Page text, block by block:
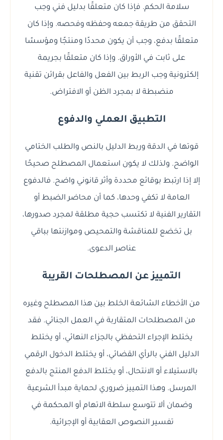
سلامة الحكم. فإذا كان متعلقًا بدليل فني وجب
التحقق من طريقة جمعه وحفظه وفحصه. وإذا كان
متعلقًا بدفع، وجب أن يكون محددًا ومنتجًا ومؤسسًا
على ثابت في الأوراق. وإذا كان متعلقًا بجريمة
إلكترونية وجب الربط بين الفعل والفاعل بقرائن تقنية
منضبطة لا بمجرد الظن أو الافتراض.
التطبيق العملي والدفوع
قوتها في الدقة وربط الدليل بالنص والطلب الختامي
الواضح. ولذلك لا يكون استعمال المصطلح صحيحًا
إلا إذا ارتبط بوقائع محددة وأثر قانوني واضح. فالدفوع
العامة لا تكفي وحدها، كما أن محاضر الضبط أو
التقارير الفنية لا تكتسب حجية مطلقة لمجرد صدورها،
بل تخضع للمناقشة والتمحيص وموازنتها بباقي
عناصر الدعوى.
التمييز عن المصطلحات القريبة
من الأخطاء الشائعة الخلط بين هذا المصطلح وغيره
من المصطلحات المتقاربة في العمل الجنائي. فقد
يختلط الإجراء التحفظي بالجزاء النهائي، أو يختلط
الدليل الفني بالرأي القضائي، أو يختلط الدخول الرقمي
بالاستيلاء أو الانتحال، أو يختلط الدفع المنتج بالدفع
المرسل. وهذا التمييز ضروري لحماية مبدأ الشرعية
وضمان ألا تتوسع سلطة الاتهام أو المحكمة في
تفسير النصوص العقابية أو الإجرائية.